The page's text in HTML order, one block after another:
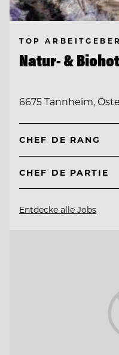
TOP ARBEITGEBER
Natur- &
6675 Tannheim,
CHEF DE RANG
CHEF DE PARTIE
Entdecke alle Jobs